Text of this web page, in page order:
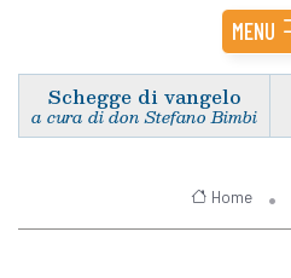
MENU
Schegge di vangelo
a cura di don Stefano Bimbi
Home